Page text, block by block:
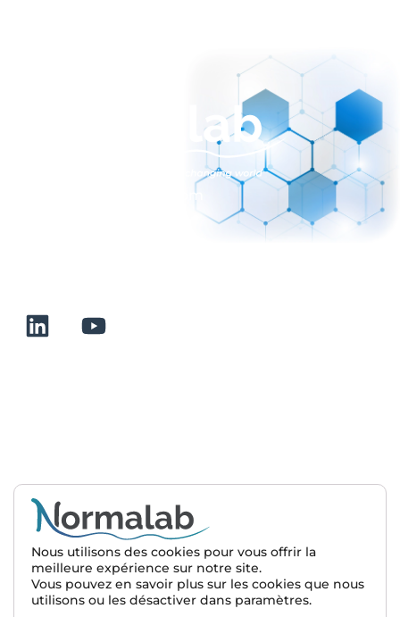
sales@normalab.com
À propos
Contact
Plan de site
Nous rejoindre
© 2025 Normalab. Tous droits réservés
Nous utilisons des cookies pour vous offrir la
meilleure expérience sur notre site.
Vous pouvez en savoir plus sur les cookies que nous
utilisons ou les désactiver dans paramètres.